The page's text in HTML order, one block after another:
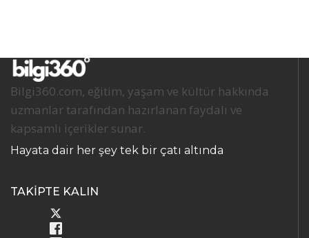
Bilgi360.com, eğitim, yaşam ve kültür hakkında
uzmanlar tarafından hazırlanan faydalı ve
kapsamlı içerikler sunar.
Hayata dair her şey tek bir çatı altında
TAKİPTE KALIN